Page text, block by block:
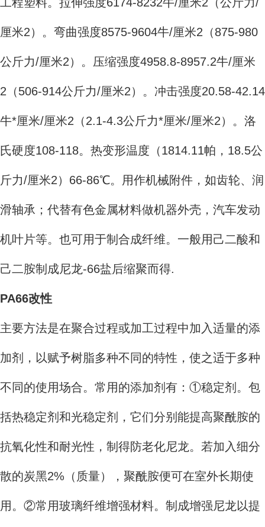
厘米2）。弯曲强度8575-9604牛/厘米2（875-980
公斤力/厘米2）。压缩强度4958.8-8957.2牛/厘米
2（506-914公斤力/厘米2）。冲击强度20.58-42.14
牛*厘米/厘米2（2.1-4.3公斤力*厘米/厘米2）。洛
氏硬度108-118。热变形温度（1814.11帕，18.5公
斤力/厘米2）66-86℃。用作机械附件，如齿轮、润
滑轴承；代替有色金属材料做机器外壳，汽车发动
机叶片等。也可用于制合成纤维。一般用己二酸和
己二胺制成尼龙-66盐后缩聚而得.
PA66改性
主要方法是在聚合过程或加工过程中加入适量的添
加剂，以赋予树脂多种不同的特性，使之适于多种
不同的使用场合。常用的添加剂有：①稳定剂。包
括热稳定剂和光稳定剂，它们分别能提高聚酰胺的
抗氧化性和耐光性，制得防老化尼龙。若加入细分
散的炭黑2%（质量），聚酰胺便可在室外长期使
用。②常用玻璃纤维增强材料。制成增强尼龙以提